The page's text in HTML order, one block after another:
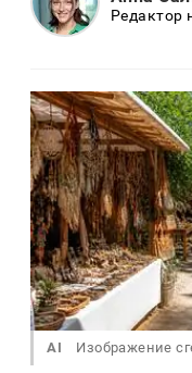
Редактор
AI Изображение